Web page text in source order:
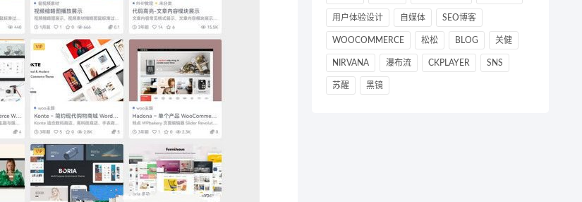
用户体验设计 自媒体 SEO博客
WOOCOMMERCE 松松 BLOG 关健
NIRVANA 瀑布流 CKPLAYER SNS
苏醒 黑镜